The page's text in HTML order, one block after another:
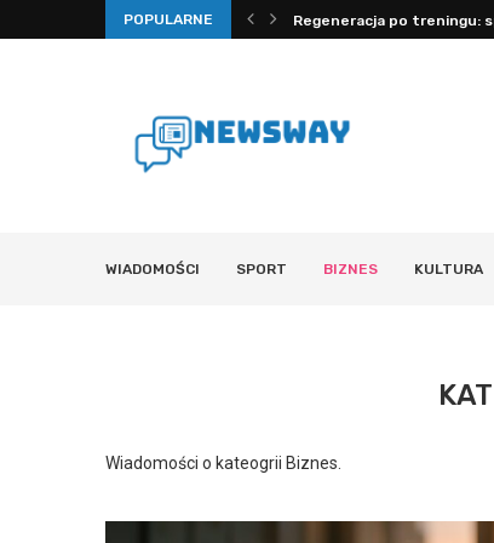
POPULARNE Regeneracja po treningu:
WIADOMOŚCI SPORT BIZNES KULTURA
Wiadomości o kateogrii Biznes.